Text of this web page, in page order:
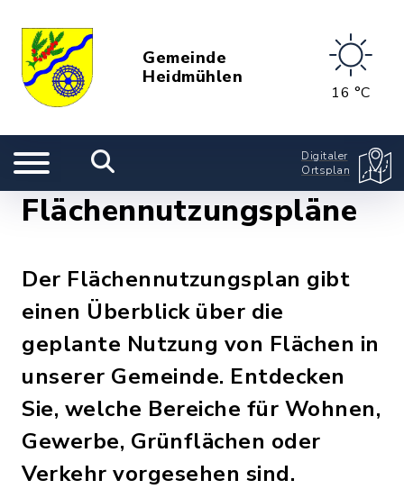
Gemeinde
Heidmühlen
16 °C
Digitaler
Ortsplan
Flächennutzungspläne
Der Flächennutzungsplan gibt
einen Überblick über die
geplante Nutzung von Flächen in
unserer Gemeinde. Entdecken
Sie, welche Bereiche für Wohnen,
Gewerbe, Grünflächen oder
Verkehr vorgesehen sind.